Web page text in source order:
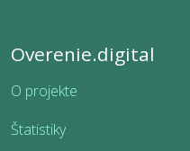
Overenie.digital
O projekte
Štatistiky